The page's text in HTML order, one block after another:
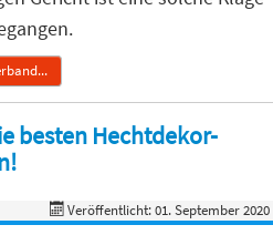
besten Hechtdekor-
Veröffentlicht: 01. September 2020